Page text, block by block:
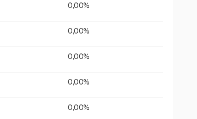
0,00%
0,00%
0,00%
0,00%
0,00%